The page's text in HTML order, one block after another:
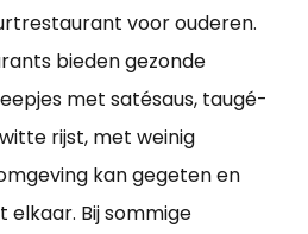
voor ouderen.
bieden gezonde
met satésaus, taugé-
rijst, met weinig
kan gegeten en
Bij sommige